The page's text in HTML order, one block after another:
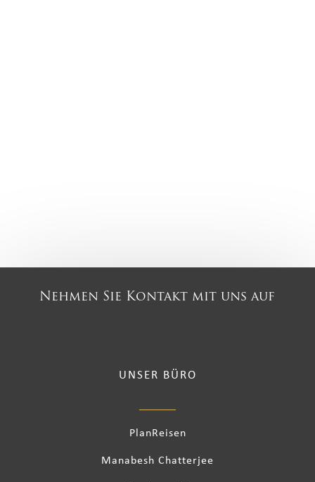
Nehmen Sie Kontakt mit uns auf
UNSER BÜRO
PlanReisen
Manabesh Chatterjee